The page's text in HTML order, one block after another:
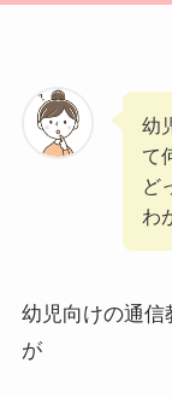
幼
て
ど
わ
幼児向けの通信
が